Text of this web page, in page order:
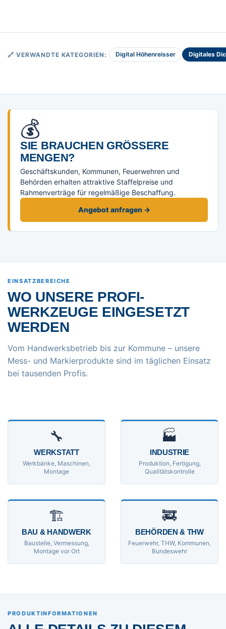
🔗 VERWANDTE KATEGORIEN: Digital Höhenreisser Digitales
💰
SIE BRAUCHEN GRÖSSERE M
ENGEN?
Geschäftskunden, Kommunen, Feuerwehren und
Behörden erhalten attraktive Staffelpreise und
Rahmenverträge für regelmäßige Beschaffung.
Angebot anfragen →
EINSATZBEREICHE
WO UNSERE PROFI-
WERKZEUGE EINGESETZT
WERDEN
Vom Handwerksbetrieb bis zur Kommune – unsere
Mess- und Markierprodukte sind im täglichen Einsatz
bei tausenden Profis.
🔧
WERKSTATT
Werkbänke, Maschinen,
Montage
🏭
INDUSTRIE
Produktion, Fertigung,
Qualitätskontrolle
🏗
BAU & HANDWERK
Baustelle, Vermessung,
Montage vor Ort
🚒
BEHÖRDEN & THW
Feuerwehr, THW, Kommunen,
Bundeswehr
PRODUKTINFORMATIONEN